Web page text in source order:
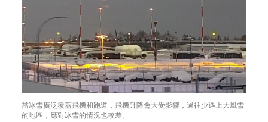
當冰雪廣泛覆蓋飛機和跑道，飛機升降會大受影響，過往少遇上大風雪
的地區，應對冰雪的情況也較差。